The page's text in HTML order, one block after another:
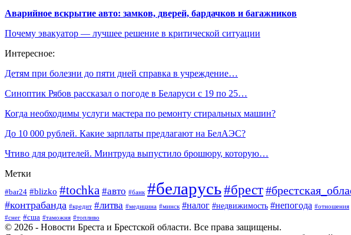
Аварийное вскрытие авто: замков, дверей, бардачков и багажников
Почему эвакуатор — лучшее решение в критической ситуации
Интересное:
Детям при болезни до пяти дней справка в учреждение…
Синоптик Рябов рассказал о погоде в Беларуси с 19 по 25…
Когда необходимы услуги мастера по ремонту стиральных машин?
До 10 000 рублей. Какие зарплаты предлагают на БелАЭС?
Чтиво для родителей. Минтруда выпустило брошюру, которую…
Метки
#bar24 #blizko #tochka #авто #банк #беларусь#брест
#контрабанда #кредит #литва #медицина #минск #налог #недвижимость #непогода #отношения
#снег #сша #таможня #топливо
© 2026 - Новости Бреста и Брестской области. Все права защищены.